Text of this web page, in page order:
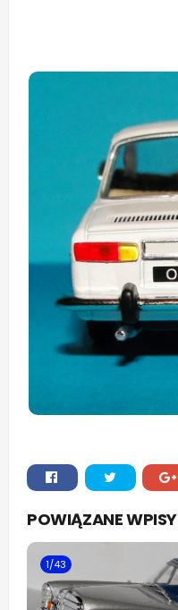
POWIĄZANE WPISY
1/43